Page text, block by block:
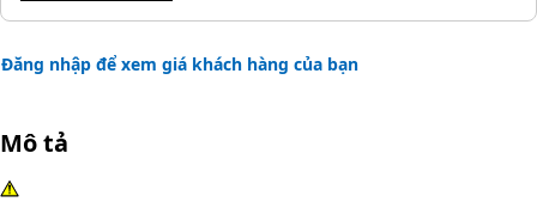
Đăng nhập để xem giá khách hàng của bạn
Mô tả